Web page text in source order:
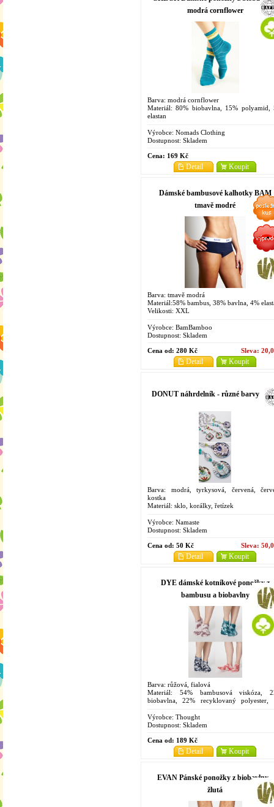
modrá cornflower
Barva: modrá cornflower
Materiál: 80% biobavlna, 15% polyamid,
elastan
Výrobce: Nomads Clothing
Dostupnost: Skladem
Cena: 169 Kč
Koupit
Detail
Dámské bambusové kalhotky BAM
tmavě modré
Barva: tmavě modrá
Materiál:58% bambus, 38% bavlna, 4%
Velikosti: XXL
Výrobce: BamBamboo
Dostupnost: Skladem
Cena od: 280 Kč Sleva:
Koupit
Detail
DONUT náhrdelník - různé barvy
Barva: modrá, tyrkysová, červená,
kostka
Materiál: sklo, korálky, řetízek
Výrobce: Namaste
Dostupnost: Skladem
Cena od: 50 Kč Sleva:
Koupit
Detail
DYE dámské kotníkové ponožky z
bambusu a biobavlny
Barva: růžová, fialová
Materiál: 54% bambusová viskóza,
biobavlna, 22% recyklovaný polyester,
Velikosti: 4-7
Výrobce: Thought
Dostupnost: Skladem
Cena od: 189 Kč
Koupit
Detail
EVAN Pánské ponožky z biobavlny -
žlutá